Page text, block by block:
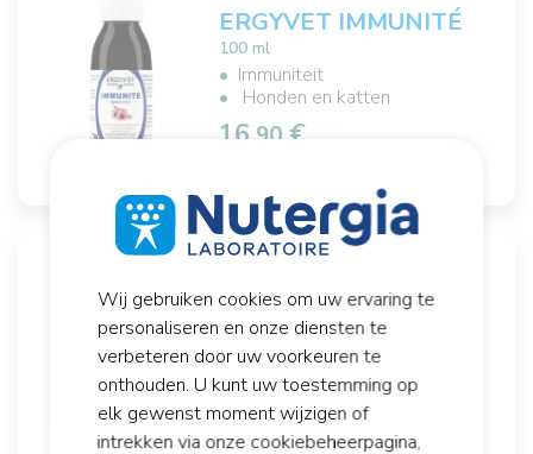
ERGYVET IMMUNITÉ
100 ml
Immuniteit
Honden en katten
16, 90 €
ERGYVET PONDÉRAL
100 ml
Gewichtsverlies
Koolhydraatbalans
16,90 €
Wij gebruiken cookies om uw ervaring te
personaliseren en onze diensten te
verbeteren door uw voorkeuren te
onthouden. U kunt uw toestemming op
elk gewenst moment wijzigen of
intrekken via onze cookiebeheerpagina,